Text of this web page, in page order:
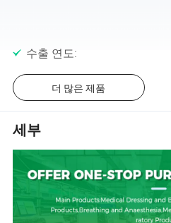
수출 연도:
더 많은 제품
세부